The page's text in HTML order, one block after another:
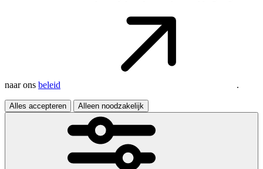
naar ons beleid .
Alles accepteren Alleen noodzakelijk